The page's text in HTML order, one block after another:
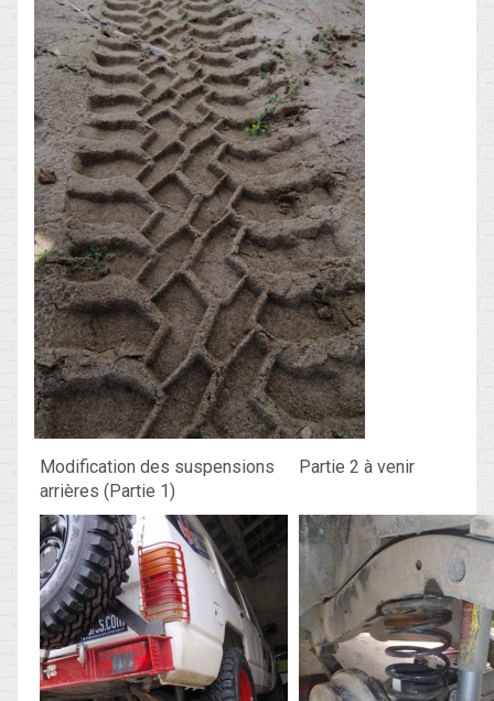
Modification des suspensions
arrières (Partie 1)
Partie 2 à venir